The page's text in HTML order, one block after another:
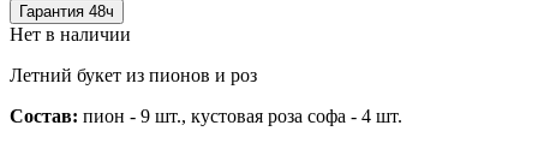
Гарантия 48ч
Нет в наличии
Летний букет из пионов и роз
Состав: пион - 9 шт., кустовая роза софа - 4 шт.